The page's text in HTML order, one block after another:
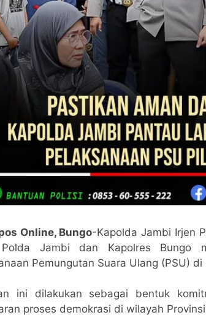
Online, Bungo-Kapolda Jambi Irjen
Jambi dan Kapolres Bungo
Pemungutan Suara Ulang (PSU)
ini dilakukan sebagai bentuk
proses demokrasi di wilayah